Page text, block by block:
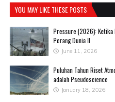
YOU MAY LIKE THESE POSTS
Pressure (2026): Ketika
Perang Dunia II
June 11, 2026
Puluhan Tahun Riset
adalah Pseudoscience
January 18, 2026